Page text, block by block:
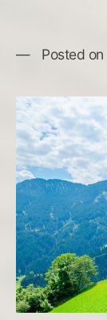
Posted on